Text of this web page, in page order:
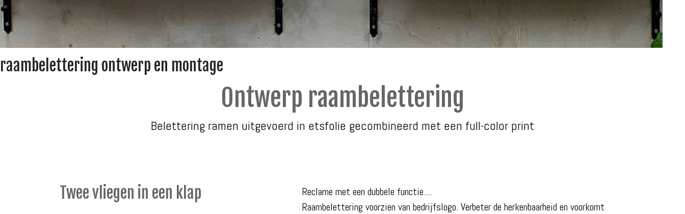
raambelettering ontwerp en montage
Ontwerp raambelettering
Belettering ramen uitgevoerd in etsfolie gecombineerd met een full-color print
Twee vliegen in een klap
Reclame met een dubbele functie....
Raambelettering voorzien van bedrijfslogo. Verbeter de herkenbaarheid en voorkomt